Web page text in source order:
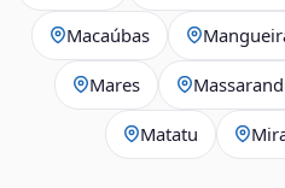
Macaúbas
Mares
Matatu